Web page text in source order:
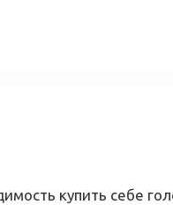
купить себе